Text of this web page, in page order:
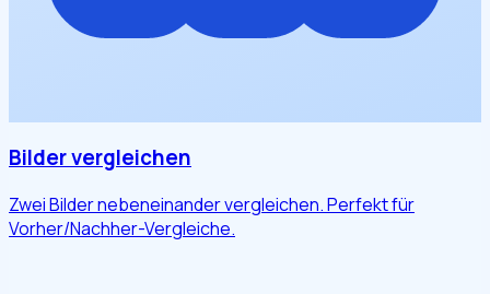
Bilder vergleichen
Zwei Bilder nebeneinander vergleichen. Perfekt für
Vorher/Nachher-Vergleiche.